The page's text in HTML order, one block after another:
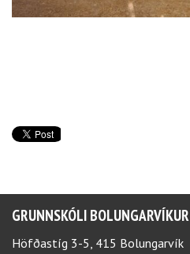
GRUNNSKÓLI BOLUNGARVÍKUR
Höfðastíg 3-5, 415 Bolungarvík